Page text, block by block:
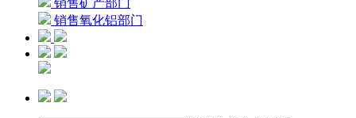
销售矿产部门
销售氧化铝部门